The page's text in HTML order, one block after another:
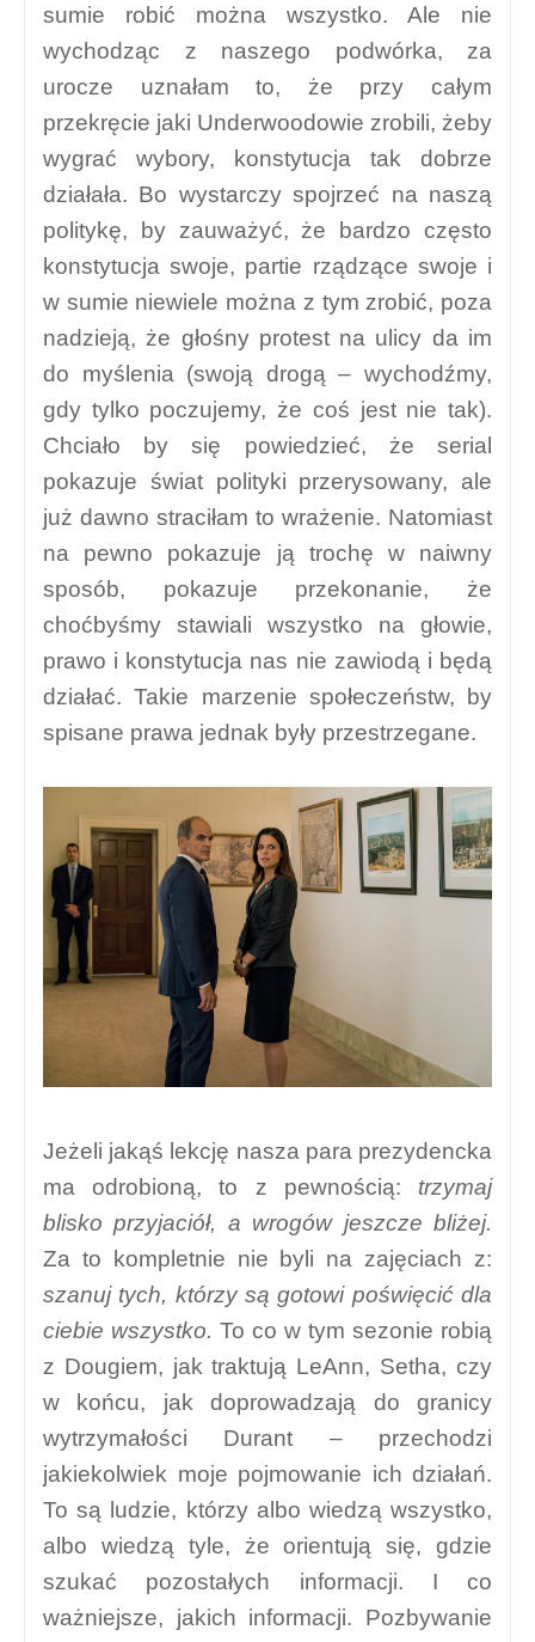
sumie robić można wszystko. Ale nie
wychodząc z naszego podwórka, za
urocze uznałam to, że przy całym
przekręcie jaki Underwoodowie zrobili, żeby
wygrać wybory, konstytucja tak dobrze
działała. Bo wystarczy spojrzeć na naszą
politykę, by zauważyć, że bardzo często
konstytucja swoje, partie rządzące swoje i
w sumie niewiele można z tym zrobić, poza
nadzieją, że głośny protest na ulicy da im
do myślenia (swoją drogą – wychodźmy,
gdy tylko poczujemy, że coś jest nie tak).
Chciało by się powiedzieć, że serial
pokazuje świat polityki przerysowany, ale
już dawno straciłam to wrażenie. Natomiast
na pewno pokazuje ją trochę w naiwny
sposób, pokazuje przekonanie, że
choćbyśmy stawiali wszystko na głowie,
prawo i konstytucja nas nie zawiodą i będą
działać. Takie marzenie społeczeństw, by
spisane prawa jednak były przestrzegane.
Jeżeli jakąś lekcję nasza para prezydencka
ma odrobioną, to z pewnością: trzymaj
blisko przyjaciół, a wrogów jeszcze bliżej.
Za to kompletnie nie byli na zajęciach z:
szanuj tych, którzy są gotowi poświęcić dla
ciebie wszystko. To co w tym sezonie robią
z Dougiem, jak traktują LeAnn, Setha, czy
w końcu, jak doprowadzają do granicy
wytrzymałości Durant – przechodzi
jakiekolwiek moje pojmowanie ich działań.
To są ludzie, którzy albo wiedzą wszystko,
albo wiedzą tyle, że orientują się, gdzie
szukać pozostałych informacji. I co
ważniejsze, jakich informacji. Pozbywanie